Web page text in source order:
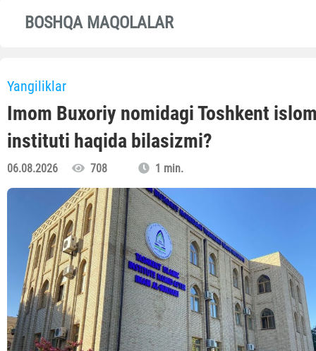
BOSHQA MAQOLALAR
Yangiliklar
Imom Buxoriy nomidagi Toshkent
instituti haqida bilasizmi?
06.08.2026 708 1 min.